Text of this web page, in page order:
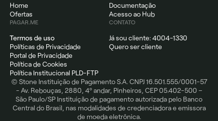
Home
Ofertas
Documentação
Acesso ao Hub
PAGAR.ME
Termos de uso
Políticas de Privacidade
Portal de Privacidade
Política de Cookies
Política Institucional PLD-FTP
CONTATO
Já sou cliente: 4004-1330
Quero ser cliente
© Stone Instituição de Pagamento S.A. CNPJ 16.501.555/0001-57
- Av. Rebouças, 2880, 4º andar, Pinheiros, CEP 05.402-500 –
São Paulo/SP Instituição de pagamento autorizada pelo Banco
Central do Brasil, nas modalidades de credenciadora e emissora
de moeda eletrônica.